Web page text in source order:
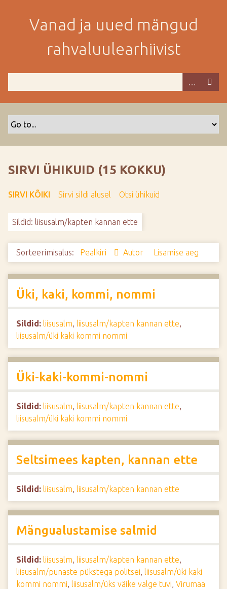
i
Vanad ja uued mängud
rahvaluulearhiivist
SIRVI ÜHIKUID (15 KOKKU)
SIRVI KÕIKI Sirvi sildi alusel Otsi ühikuid
Sildid: liisusalm/kapten kannan ette
Sorteerimisalus: Pealkiri Autor Lisamise aeg
Üki, kaki, kommi, nommi
Sildid: liisusalm, liisusalm/kapten kannan ette,
liisusalm/üki kaki kommi nommi
Üki-kaki-kommi-nommi
Sildid: liisusalm, liisusalm/kapten kannan ette,
liisusalm/üki kaki kommi nommi
Seltsimees kapten, kannan ette
Sildid: liisusalm, liisusalm/kapten kannan ette
Mängualustamise salmid
Sildid: liisusalm, liisusalm/kapten kannan ette,
liisusalm/punaste pükstega politsei, liisusalm/üki kaki
kommi nommi, liisusalm/üks väike valge tuvi, Virumaa